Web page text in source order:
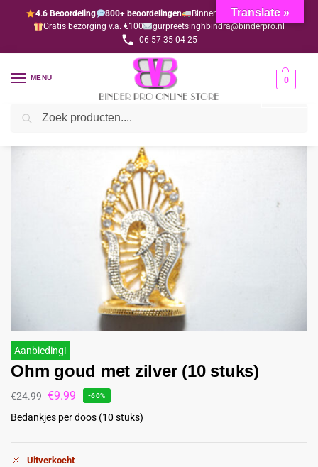
4.6 Beoordeling 800+ beoordelingen
Binnen 1-3 dagen geleverd
Gratis bezorging v.a. €100
gurpreetsinghbindra@binderpro.nl
06 57 35 04 25
MENU 0
Home Bedankjesafdeling
Aanbieding!
Ohm goud met zilver (10 stuks)
€24.99 €9.99 -60%
Bedankjes per doos (10 stuks)
Uitverkocht
Translate »